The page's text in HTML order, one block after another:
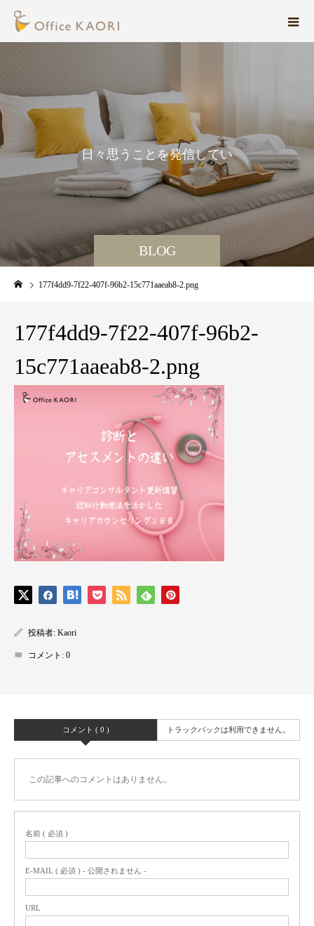
BLOG
日々思 う こ と を 発信しています
177f4dd9-7f22-407f-96b2-15c771aaeab8-2.png
177f4dd9-7f22-407f-96b2-
15c771aaeab8-2.png
投稿者: Kaori
コメント: 0
コメント ( 0 ) トラックバックは利用できません。
この記事へのコメントはありません。
名前 ( 必須 )
E-MAIL ( 必須 ) - 公開されません -
URL